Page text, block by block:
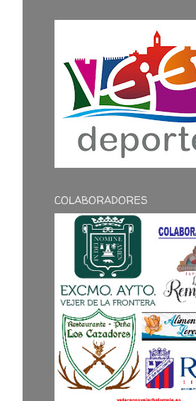
COLABORADORES